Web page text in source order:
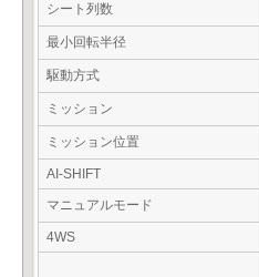
シート列数
最小回転半径
駆動方式
ミッション
ミッション位置
AI-SHIFT
マニュアルモード
4WS